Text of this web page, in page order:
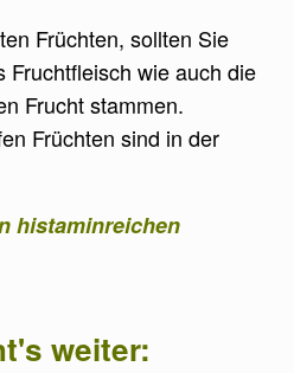
Früchten, sollten Sie
Fruchtfleisch wie auch die
Frucht stammen.
Früchten sind in der
histaminreichen
weiter: